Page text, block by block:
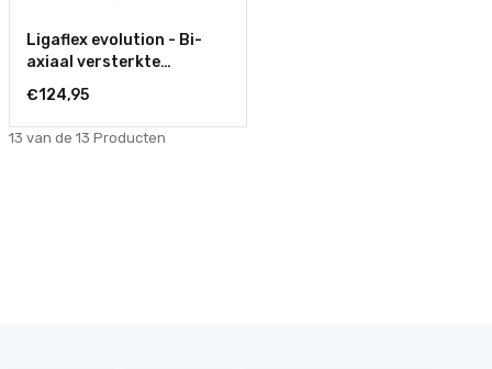
Ligaflex evolution - Bi-
axiaal versterkte
kniebrace - Gesloten
€124,95
13 van de 13 Producten